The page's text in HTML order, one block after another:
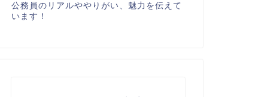
公務員のリアルややりがい、魅力を伝えて
います！